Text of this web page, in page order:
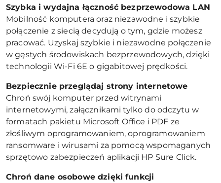
Szybka i wydajna łączność bezprzewodowa LAN
Mobilność komputera oraz niezawodne i szybkie
połączenie z siecią decydują o tym, gdzie możesz
pracować. Uzyskaj szybkie i niezawodne połączenie
w gęstych środowiskach bezprzewodowych, dzięki
technologii Wi-Fi 6E o gigabitowej prędkości.
Bezpiecznie przeglądaj strony internetowe
Chroń swój komputer przed witrynami
internetowymi, załącznikami tylko do odczytu w
formatach pakietu Microsoft Office i PDF ze
złośliwym oprogramowaniem, oprogramowaniem
ransomware i wirusami za pomocą wspomaganych
sprzętowo zabezpieczeń aplikacji HP Sure Click.
Chroń dane osobowe dzięki funkcji